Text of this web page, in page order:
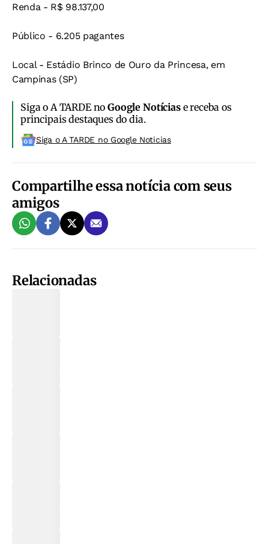
Renda - R$ 98.137,00
Público - 6.205 pagantes
Local - Estádio Brinco de Ouro da Princesa, em
Campinas (SP)
Siga o A TARDE noGoogle Notíciase receba os
principais destaques do dia.
Siga o A TARDE no Google Noticias
Compartilhe essa notícia com seus
amigos
Relacionadas